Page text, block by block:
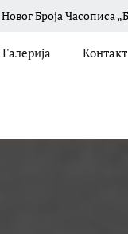
Вила“ У СПКД
Галерија Контакт